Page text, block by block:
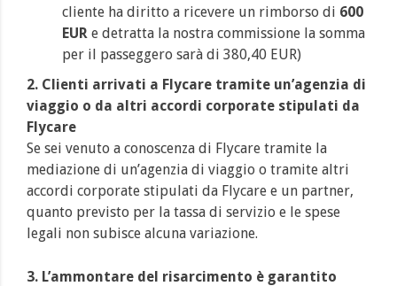
cliente ha diritto a ricevere un rimborso di 600
EUR e detratta la nostra commissione la somma
per il passeggero sarà di 380,40 EUR)
2. Clienti arrivati a Flycare tramite un’agenzia di
viaggio o da altri accordi corporate stipulati da
Flycare
Se sei venuto a conoscenza di Flycare tramite la
mediazione di un’agenzia di viaggio o tramite altri
accordi corporate stipulati da Flycare e un partner,
quanto previsto per la tassa di servizio e le spese
legali non subisce alcuna variazione.
3. L’ammontare del risarcimento è garantito